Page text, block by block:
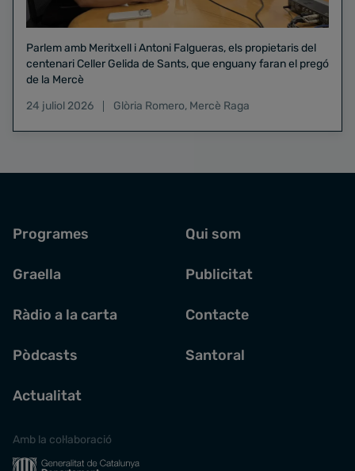
Parlem amb Meritxell i Antoni Falgueras, els propietaris del
centenari Celler Gelida de Sants, que enguany faran el pregó
de la Mercè
24 juliol 2026
Glòria Romero, Mercè Raga
Programes
Graella
Ràdio a la carta
Pòdcasts
Actualitat
Qui som
Publicitat
Contacte
Santoral
Amb la col·laboració